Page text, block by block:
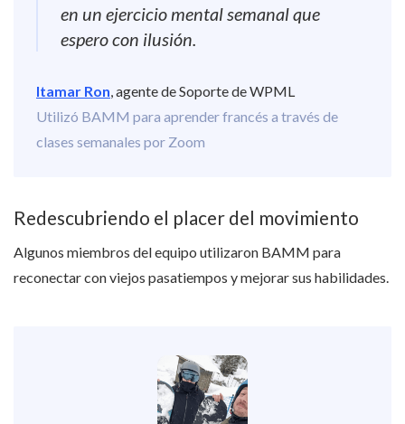
en un ejercicio mental semanal que
espero con ilusión.
Itamar Ron, agente de Soporte de WPML
Utilizó BAMM para aprender francés a través de
clases semanales por Zoom
Redescubriendo el placer del movimiento
Algunos miembros del equipo utilizaron BAMM para
reconectar con viejos pasatiempos y mejorar sus habilidades.